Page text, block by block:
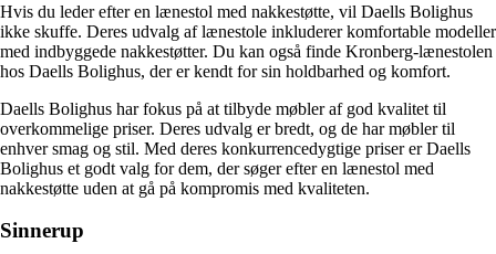
Hvis du leder efter en lænestol med nakkestøtte, vil Daells Bolighus
ikke skuffe. Deres udvalg af lænestole inkluderer komfortable modeller
med indbyggede nakkestøtter. Du kan også finde Kronberg-lænestolen
hos Daells Bolighus, der er kendt for sin holdbarhed og komfort.
Daells Bolighus har fokus på at tilbyde møbler af god kvalitet til
overkommelige priser. Deres udvalg er bredt, og de har møbler til
enhver smag og stil. Med deres konkurrencedygtige priser er Daells
Bolighus et godt valg for dem, der søger efter en lænestol med
nakkestøtte uden at gå på kompromis med kvaliteten.
Sinnerup